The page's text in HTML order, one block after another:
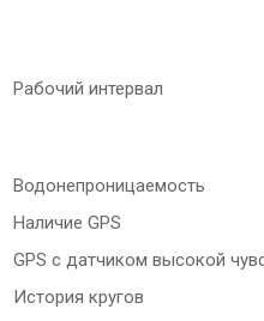
Рабочий интервал
Водонепроницаемость
Наличие GPS
GPS с датчиком высокой
История кругов